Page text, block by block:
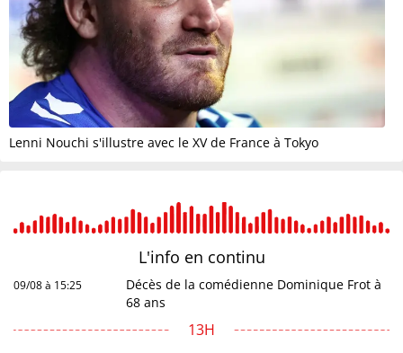
Lenni Nouchi s'illustre avec le XV de France à Tokyo
L'info en continu
09/08 à 15:25
Décès de la comédienne Dominique Frot à
68 ans
13H